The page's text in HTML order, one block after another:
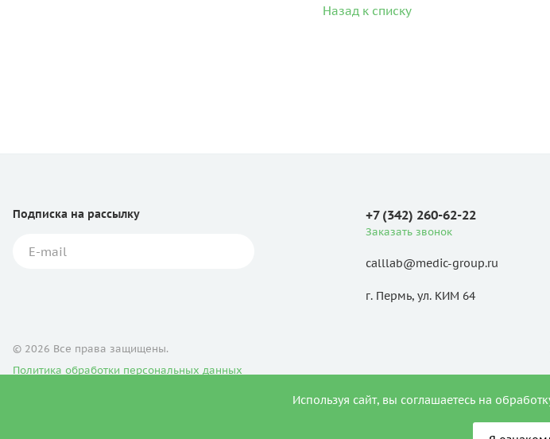
Используя сайт, вы соглашаетесь на
Назад к списку
Подписка на рассылку +7 (342) 260-62-22
Заказать звонок
calllab@medic-group.ru
г. Пермь, ул. КИМ 64
© 2026 Все права защищены.
Политика обработки персональных данных